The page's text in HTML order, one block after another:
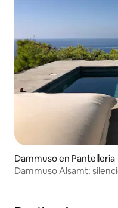
Dammuso en Pantelleria
Dammuso Alsamt: